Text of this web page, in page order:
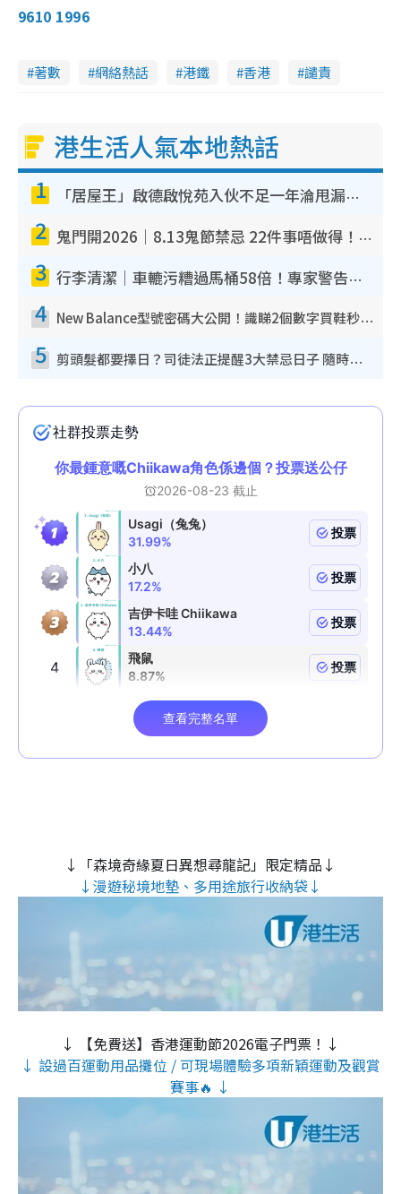
9610 1996
著數 網絡熱話 港鐵 香港 譴責
港生活人氣本地熱話
1 「居屋王」啟德啟悅苑入伙不足一年淪甩漏之王！插頭噴火花致大停電 多戶業主全屋家電報銷
2 鬼門開2026｜8.13鬼節禁忌 22件事唔做得！燒肉、刺身要少食？半夜勿吹口哨/打呢個電話
3 行李清潔｜車轆污糟過馬桶58倍！專家警告忌用酒精抹 教1招免污手除菌
4 New Balance型號密碼大公開！識睇2個數字買鞋秒知功能免中伏 附5大熱門鞋款
5 剪頭髮都要擇日？司徒法正提醒3大禁忌日子 隨時剪走財運！呢日剪髮恐「剪壽命」？
↓「森境奇緣夏日異想尋龍記」限定精品↓
↓漫遊秘境地墊、多用途旅行收納袋↓
↓ 【免費送】香港運動節2026電子門票！↓
↓ 設過百運動用品攤位 / 可現場體驗多項新穎運動及觀賞
賽事🔥 ↓